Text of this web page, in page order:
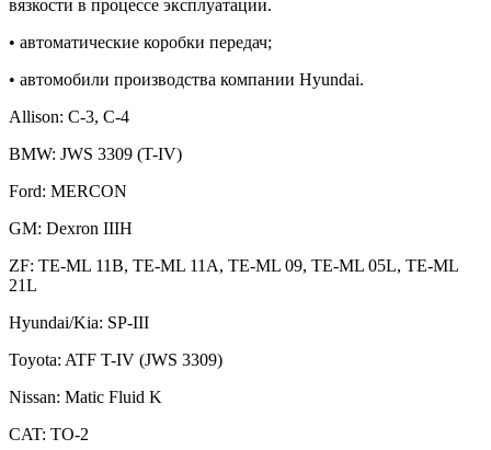
вязкости в процессе эксплуатации.
• автоматические коробки передач;
• автомобили производства компании Hyundai.
Allison: C-3, C-4
BMW: JWS 3309 (T-IV)
Ford: MERCON
GM: Dexron IIIH
ZF: TE-ML 11B, TE-ML 11A, TE-ML 09, TE-ML 05L, TE-ML
21L
Hyundai/Kia: SP-III
Toyota: ATF T-IV (JWS 3309)
Nissan: Matic Fluid K
CAT: TO-2